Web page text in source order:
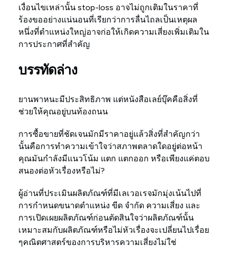
เงื่อนไขเหล่านั้น stop-loss อาจไม่ถูกเติมในราคาที่
ร้องขออย่างแน่นอนที่เรียกว่าการลื่นไถลเป็นเหตุผล
หนึ่งที่ตำแหน่งใหญ่อาจก่อให้เกิดความเสี่ยงเพิ่มเติมใน
การประกาศที่สำคัญ
บรรทัดล่าง
ยานพาหนะมีประสิทธิภาพ แต่หนังสือเลย์บุ๊คคือสิ่งที่
ช่วยให้คุณอยู่บนท้องถนน
การซื้อขายที่ชัดเจนมักมีราคาอยู่แล้วสิ่งที่สำคัญกว่า
นั้นคือการทำความเข้าใจว่าสภาพตลาดใดอยู่ต่อหน้า
คุณมันกำลังมีแนวโน้ม แตก แตกออก หรือเพียงแค่ตอบ
สนองต่อหัวเรื่องหรือไม่?
ผู้อ่านที่ประเมินผลิตภัณฑ์ที่มีเลเวอเรจมักมุ่งเน้นไปที่
การกำหนดขนาดตำแหน่ง ขีด จำกัด ความเสี่ยง และ
การเปิดเผยผลิตภัณฑ์ก่อนตัดสินใจว่าผลิตภัณฑ์นั้น
เหมาะสมกับผลิตภัณฑ์หรือไม่หัวเรื่องจะเปลี่ยนไปเรื่อย
ๆคณิตศาสตร์ของการบริหารความเสี่ยงไม่ใช่